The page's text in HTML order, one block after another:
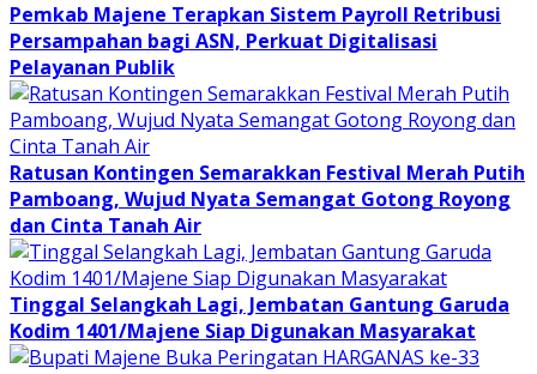
Pemkab Majene Terapkan Sistem Payroll Retribusi
Persampahan bagi ASN, Perkuat Digitalisasi
Pelayanan Publik
Ratusan Kontingen Semarakkan Festival Merah Putih
Pamboang, Wujud Nyata Semangat Gotong Royong
dan Cinta Tanah Air
Tinggal Selangkah Lagi, Jembatan Gantung Garuda
Kodim 1401/Majene Siap Digunakan Masyarakat